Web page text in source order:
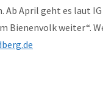
Ab April geht es laut IG
Bienenvolk weiter“.